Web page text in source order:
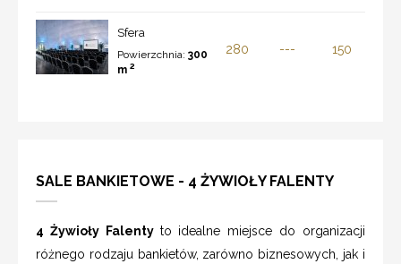
Sfera
Powierzchnia: 300
m 2
280 --- 150
SALE BANKIETOWE - 4 ŻYWIOŁY FALENTY
4 Żywioły Falenty to idealne miejsce do organizacji
różnego rodzaju bankietów, zarówno biznesowych, jak i